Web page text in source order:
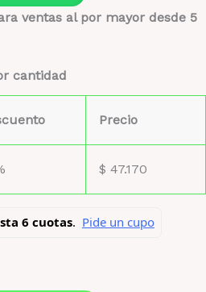
ventas al por mayor desde 5
cantidad
Precio
$ 47.170